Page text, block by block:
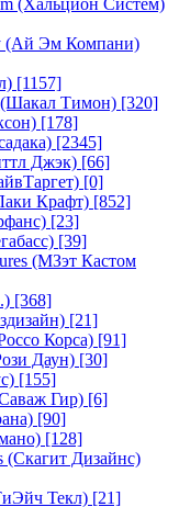
(Хальцион Систем)
(Ай Эм Компани)
[1157]
(Шакал Тимон) [320]
[178]
[2345]
Джэк) [66]
[0]
Крафт) [852]
[23]
[39]
(МЗэт Кастом
[368]
[21]
Корса) [91]
Даун) [30]
[155]
Гир) [6]
[90]
[128]
(Скагит Дизайнс)
Текл) [21]